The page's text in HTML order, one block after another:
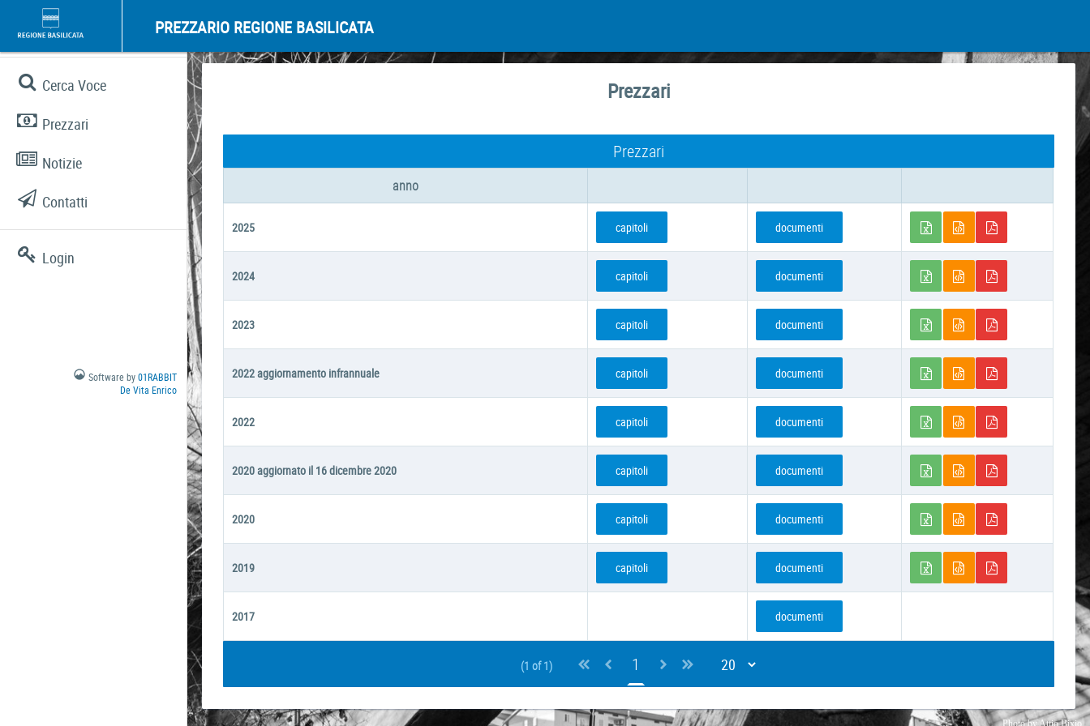
PREZZARIO REGIONE BASILICATA
Cerca Voce
Prezzari
Notizie
Contatti
Login
Software by01RABBIT
De Vita Enrico
Prezzari
Prezzari
anno
2025 capitoli documenti
2024 capitoli documenti
2023 capitoli documenti
2022 aggiornamento infrannuale capitoli documenti
2022 capitoli documenti
2020 aggiornato il 16 dicembre 2020 capitoli documenti
2020 capitoli documenti
2019 capitoli documenti
2017 documenti
(1 of 1) 1
Photo by Attio Bixio